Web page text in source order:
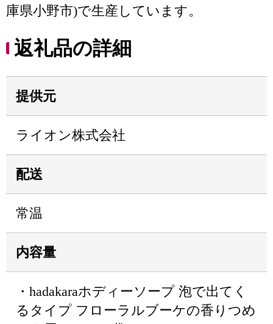
庫県小野市)で生産しています。
返礼品の詳細
提供元
ライオン株式会社
配送
常温
内容量
・hadakaraホディーソープ 泡で出てく
るタイプ フローラルブーケの香りつめ